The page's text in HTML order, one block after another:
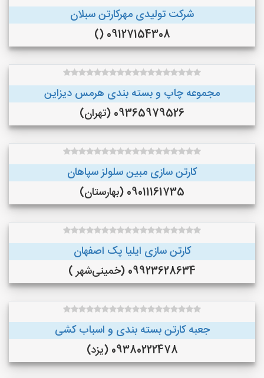
شرکت تولیدی مهرکارتن سبلان
09127154308 ()
مجموعه چاپ و بسته بندی هرمس دیزاین
09365979526 (تهران)
کارتن سازی مبین سلولز سپاهان
09011161735 (بهارستان)
کارتن سازی ایلیا پک اصفهان
09923628634 (خمینی‌شهر )
جعبه کارتن بسته بندی و اسباب کشی
09380222478 (یزد)